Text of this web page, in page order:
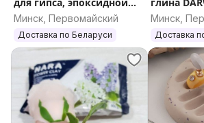
-лепка цветов и букетов;
-лепка различных фигурок;
-лепка декоративных сладостей;
-лепка декоративных украшений;
-декорирование предметов
-детское творчество.
смолы, жидкого
пластика
Минск, Первомайский
Доставка по Беларуси
Минск,
Доставка